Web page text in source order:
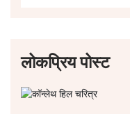
लोकप्रिय पोस्ट